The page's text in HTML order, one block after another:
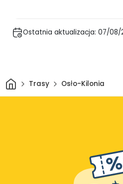
Ostatnia aktualizacja: 07/08/
DomTrasy Osło-Kilonia